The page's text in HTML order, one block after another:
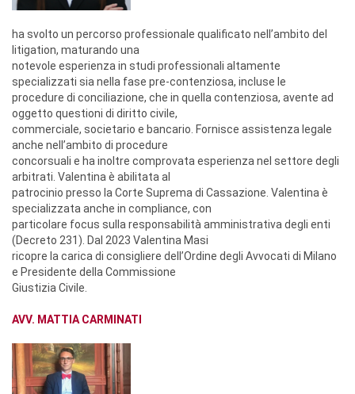
ha svolto un percorso professionale qualificato nell’ambito del
litigation, maturando una
notevole esperienza in studi professionali altamente
specializzati sia nella fase pre-contenziosa, incluse le
procedure di conciliazione, che in quella contenziosa, avente ad
oggetto questioni di diritto civile,
commerciale, societario e bancario. Fornisce assistenza legale
anche nell’ambito di procedure
concorsuali e ha inoltre comprovata esperienza nel settore degli
arbitrati. Valentina è abilitata al
patrocinio presso la Corte Suprema di Cassazione. Valentina è
specializzata anche in compliance, con
particolare focus sulla responsabilità amministrativa degli enti
(Decreto 231). Dal 2023 Valentina Masi
ricopre la carica di consigliere dell’Ordine degli Avvocati di Milano
e Presidente della Commissione
Giustizia Civile.
AVV. MATTIA CARMINATI